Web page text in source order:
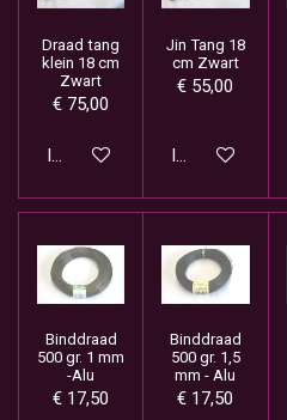
Draad tang
klein 18 cm
Zwart
€ 75,00
In winkelwagen
Jin Tang 18
cm Zwart
€ 55,00
In winkelwagen
Binddraad
500 gr. 1 mm
-Alu
€ 17,50
Binddraad
500 gr. 1,5
mm - Alu
€ 17,50